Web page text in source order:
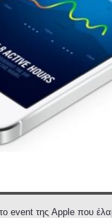
event της Apple που